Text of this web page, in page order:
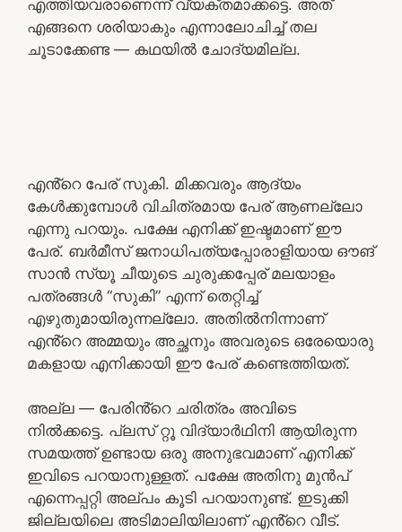
എത്തിയവരാണെന്ന് വ്യക്തമാക്കട്ടെ. അത്
എങ്ങനെ ശരിയാകും എന്നാലോചിച്ച് തല
ചൂടാക്കേണ്ട — കഥയിൽ ചോദ്യമില്ല.
എൻ്റെ പേര് സുകി. മിക്കവരും ആദ്യം
കേൾക്കുമ്പോൾ വിചിത്രമായ പേര് ആണല്ലോ
എന്നു പറയും. പക്ഷേ എനിക്ക് ഇഷ്ടമാണ് ഈ
പേര്. ബർമീസ് ജനാധിപത്യപ്പോരാളിയായ ഔങ്
സാൻ സ്യൂ ചീയുടെ ചുരുക്കപ്പേര് മലയാളം
പത്രങ്ങൾ “സുകി” എന്ന് തെറ്റിച്ച്
എഴുതുമായിരുന്നല്ലോ. അതിൽനിന്നാണ്
എൻ്റെ അമ്മയും അച്ഛനും അവരുടെ ഒരേയൊരു
മകളായ എനിക്കായി ഈ പേര് കണ്ടെത്തിയത്.
അല്ല — പേരിൻ്റെ ചരിത്രം അവിടെ
നിൽക്കട്ടെ. പ്ലസ് റ്റൂ വിദ്യാർഥിനി ആയിരുന്ന
സമയത്ത് ഉണ്ടായ ഒരു അനുഭവമാണ് എനിക്ക്
ഇവിടെ പറയാനുള്ളത്. പക്ഷേ അതിനു മുൻപ്
എന്നെപ്പറ്റി അല്പം കൂടി പറയാനുണ്ട്. ഇടുക്കി
ജില്ലയിലെ അടിമാലിയിലാണ് എൻ്റെ വീട്.